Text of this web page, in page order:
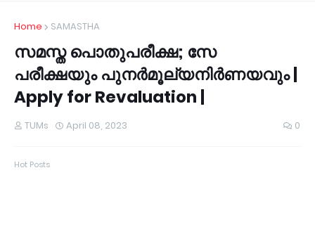
Home SAMASTHA
സമസ്ത പൊതുപരീക്ഷ; സേ
പരീക്ഷയും പുനർമൂല്യനിർണയവും |
Apply for Revaluation |
TUMs April 08, 2023 0
Hot Posts